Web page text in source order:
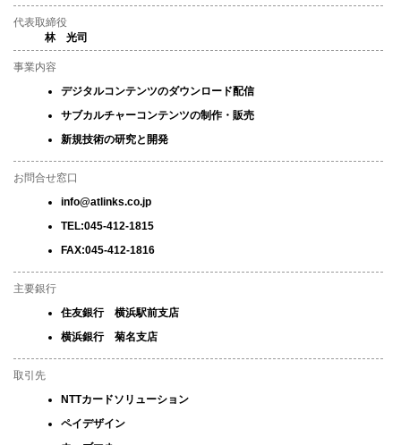
代表取締役
林 光司
事業内容
デジタルコンテンツのダウンロード配信
サブカルチャーコンテンツの制作・販売
新規技術の研究と開発
お問合せ窓口
info@atlinks.co.jp
TEL:045-412-1815
FAX:045-412-1816
主要銀行
住友銀行 横浜駅前支店
横浜銀行 菊名支店
取引先
NTTカードソリューション
ペイデザイン